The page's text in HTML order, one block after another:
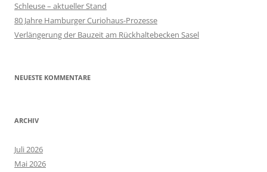
Schleuse – aktueller Stand
80 Jahre Hamburger Curiohaus-Prozesse
Verlängerung der Bauzeit am Rückhaltebecken Sasel
NEUESTE KOMMENTARE
ARCHIV
Juli 2026
Mai 2026